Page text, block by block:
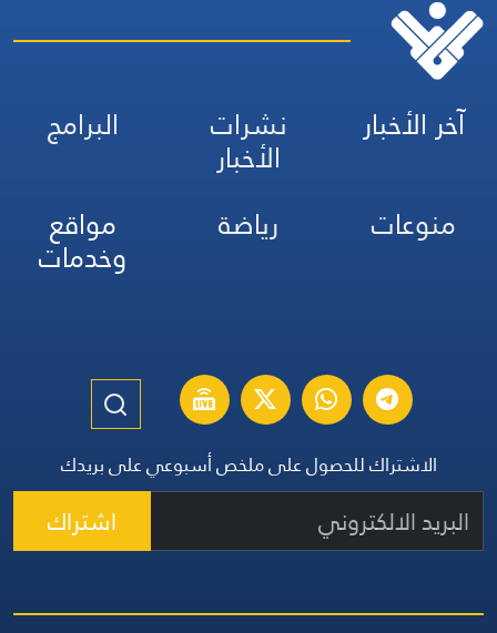
آخر الأخبار نشرات
الأخبار
البرامج
منوعات
رياضة مواقع
وخدمات
الاشتراك للحصول على ملخص أسبوعي على بريدك
اشتراك